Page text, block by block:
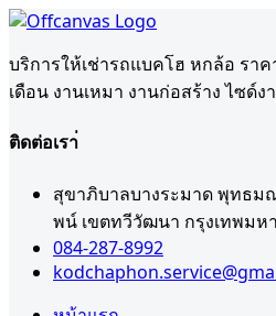
บริการให้เช่ารถแบคโฮ หกล้อ ราค
เดือน งานเหมา งานก่อสร้าง ไซด์ง
ติดต่อเรา่
สุขาภิบาลบางระมาด พุทธม
พน์ เขตทวีวัฒนา กรุงเทพมห
084-287-8992